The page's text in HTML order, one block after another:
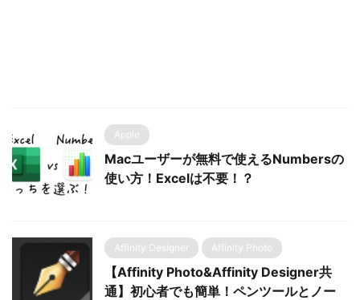
Apple
Macユーザーが無料で使えるNumbersの
使い方！Excelは不要！？
Affinity Designer Affinity Photo
【Affinity Photo&Affinity Designer共
通】初心者でも簡単！ペンツールとノー